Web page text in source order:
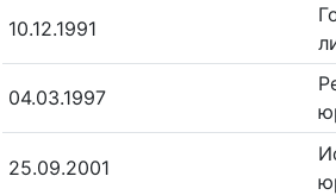
10.12.1991
04.03.1997
25.09.2001